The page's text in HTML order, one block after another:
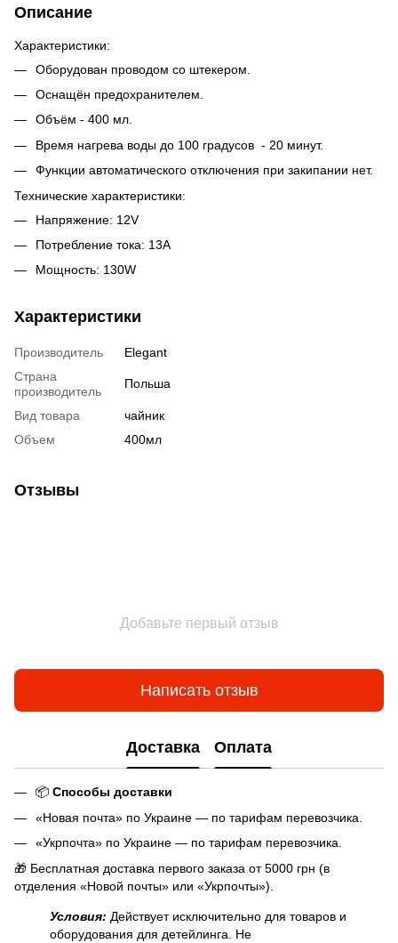
Описание
Характеристики:
Оборудован проводом со штекером.
Оснащён предохранителем.
Объём - 400 мл.
Время нагрева воды до 100 градусов - 20 минут.
Функции автоматического отключения при закипании нет.
Технические характеристики:
Напряжение: 12V
Потребление тока: 13A
Мощность: 130W
Характеристики
Производитель
Elegant
Страна
производитель
Польша
Вид товара
чайник
Объем
400мл
Отзывы
Добавьте первый отзыв
Написать отзыв
Доставка Оплата
📦 Способы доставки
«Новая почта» по Украине — по тарифам перевозчика.
«Укрпочта» по Украине — по тарифам перевозчика.
🎁 Бесплатная доставка первого заказа от 5000 грн (в
отделения «Новой почты» или «Укрпочты»).
Условия: Действует исключительно для товаров и
оборудования для детейлинга. Не